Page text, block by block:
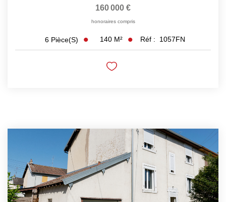
160 000 €
honoraires compris
6 Pièce(s) 140 M² Réf : 1057FN